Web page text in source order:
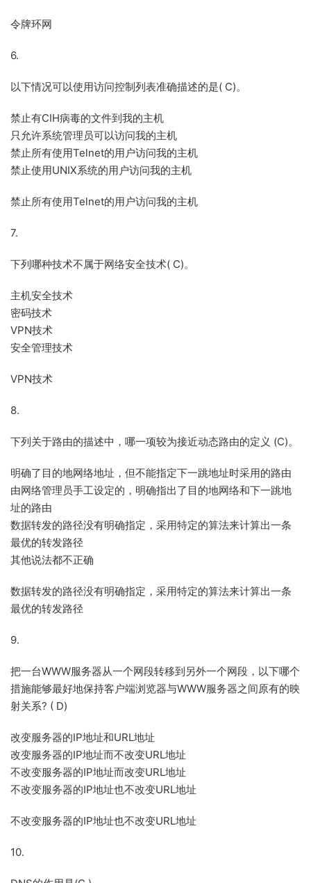
令牌环网
6.
以下情况可以使用访问控制列表准确描述的是( C)。
禁止有CIH病毒的文件到我的主机
只允许系统管理员可以访问我的主机
禁止所有使用Telnet的用户访问我的主机
禁止使用UNIX系统的用户访问我的主机
禁止所有使用Telnet的用户访问我的主机
7.
下列哪种技术不属于网络安全技术( C)。
主机安全技术
密码技术
VPN技术
安全管理技术
VPN技术
8.
下列关于路由的描述中，哪一项较为接近动态路由的定义 (C)。
明确了目的地网络地址，但不能指定下一跳地址时采用的路由
由网络管理员手工设定的，明确指出了目的地网络和下一跳地
址的路由
数据转发的路径没有明确指定，采用特定的算法来计算出一条
最优的转发路径
其他说法都不正确
数据转发的路径没有明确指定，采用特定的算法来计算出一条
最优的转发路径
9.
把一台WWW服务器从一个网段转移到另外一个网段，以下哪个
措施能够最好地保持客户端浏览器与WWW服务器之间原有的映
射关系? ( D)
改变服务器的IP地址和URL地址
改变服务器的IP地址而不改变URL地址
不改变服务器的IP地址而改变URL地址
不改变服务器的IP地址也不改变URL地址
不改变服务器的IP地址也不改变URL地址
10.